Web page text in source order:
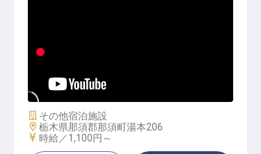
料飲サービス｜週2日〜・1日4h〜／
泉入浴無料
施設業態
その他宿泊施設
勤務地
栃木県那須郡那須町湯本206
給与
時給／1,100円～